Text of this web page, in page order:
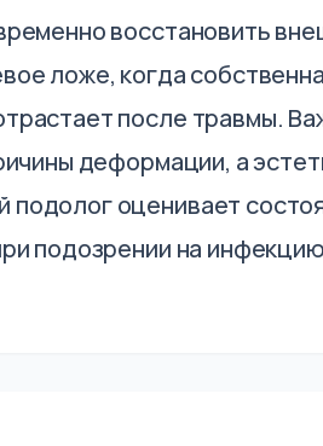
восстановить
ложе, когда
после травмы.
деформации, а
оценивает
подозрении на